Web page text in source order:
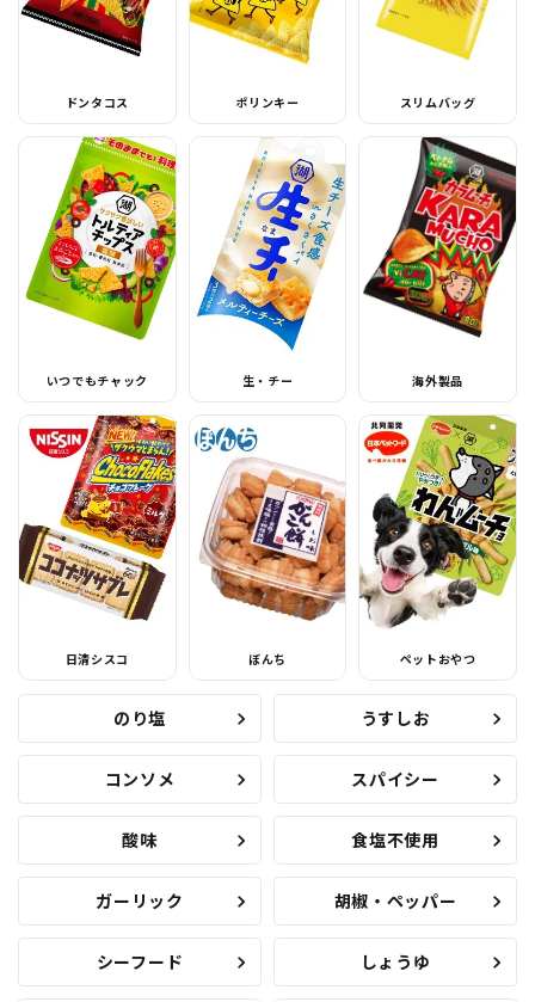
ドンタコス ポリンキー スリムバッグ
いつでもチャック 生・チー 海外製品
日清シスコ ぼんち ペットおやつ
のり塩 うすしお
コンソメ スパイシー
酸味 食塩不使用
ガーリック 胡椒・ペッパー
シーフード しょうゆ